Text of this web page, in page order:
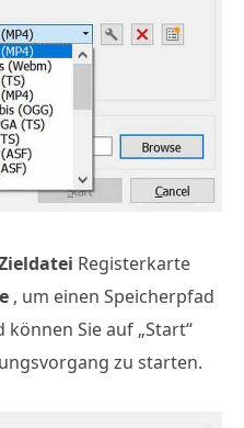
Registerkarte
, um einen Speicherpfad
Sie auf „Start“
zu starten.